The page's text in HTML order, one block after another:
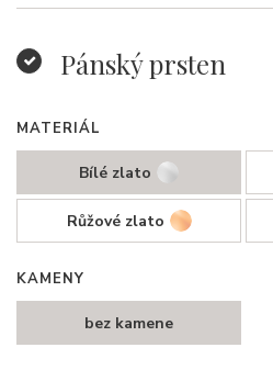
Pánský prsten
MATERIÁL
Bílé zlato
Růžové zlato
KAMENY
bez kamene